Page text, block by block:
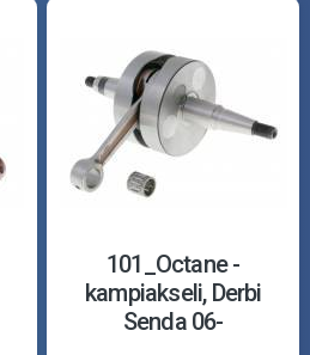
101_Octane -
kampiakseli, Derbi
Senda 06-